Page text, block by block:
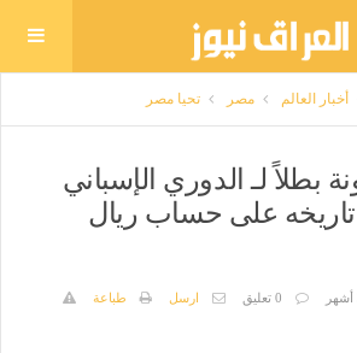
أخبار العالم مصر تحيا مصر
بطلاً لـ الدوري الإسباني
29 في تاريخه على حساب ريال
0 تعليق ارسل
طباعة